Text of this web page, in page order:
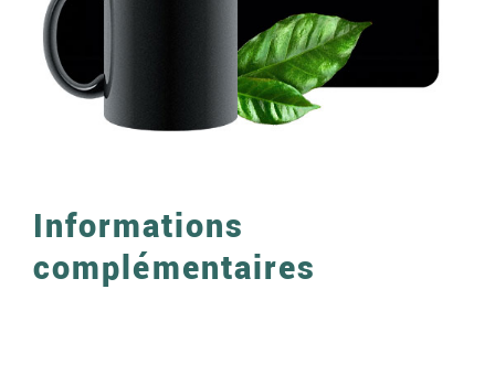
Informations
complémentaires